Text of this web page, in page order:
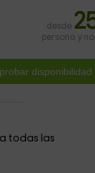
desde
persona y
todas las